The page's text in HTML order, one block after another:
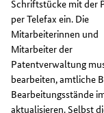
Schriftstücke mit der
per Telefax ein. Die
Mitarbeiterinnen und
Mitarbeiter der
Patentverwaltung
bearbeiten, amtliche
Bearbeitungsstände
aktualisieren. Selbst